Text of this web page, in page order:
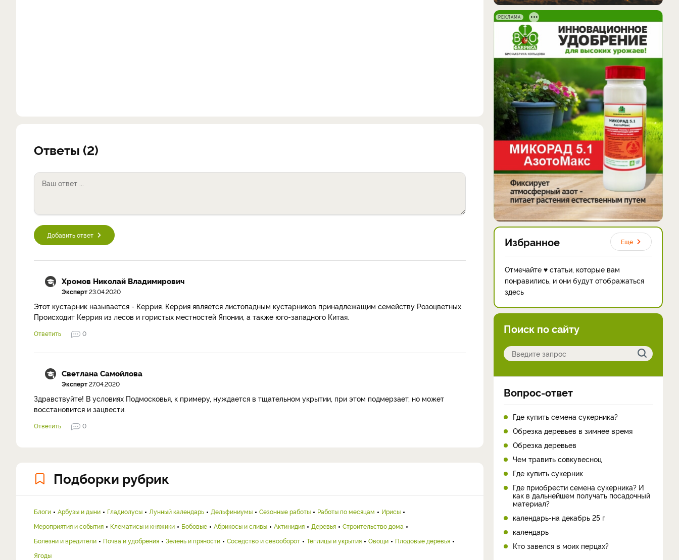
Ответы (2)
Добавить ответ
Хромов Николай Владимирович
Эксперт23.04.2020
Этот кустарник называется - Керрия. Керрия является листопадным кустарников принадлежащим семейству Розоцветных.
Происходит Керрия из лесов и гористых местностей Японии, а также юго-западного Китая.
Ответить 0
Светлана Самойлова
Эксперт27.04.2020
Здравствуйте! В условиях Подмосковья, к примеру, нуждается в тщательном укрытии, при этом подмерзает, но может
восстановится и зацвести.
Ответить 0
Подборки рубрик
Блоги Арбузы и дыни Гладиолусы Лунный календарь Дельфиниумы Сезонные работы Работы по месяцам
Ирисы
Мероприятия и события
Клематисы и княжики Бобовые Абрикосы и сливы Актинидия Деревья
Строительство дома
Болезни и вредители
Почва и удобрения Зелень и пряности Соседство и севооборот Теплицы и укрытия Овощи
Плодовые деревья
Ягоды
РЕКЛАМА
Избранное Еще
Отмечайте ♥ статьи, которые вам
понравились, и они будут отображаться
здесь
Поиск по сайту
Вопрос-ответ
Где купить семена сукерника?
Обрезка деревьев в зимнее время
Обрезка деревьев
Чем травить совкувесноц
Где купить сукерник
Где приобрести семена сукерника? И
как в дальнейшем получать посадочный
материал?
календарь-на декабрь 25 г
календарь
Кто завелся в моих перцах?